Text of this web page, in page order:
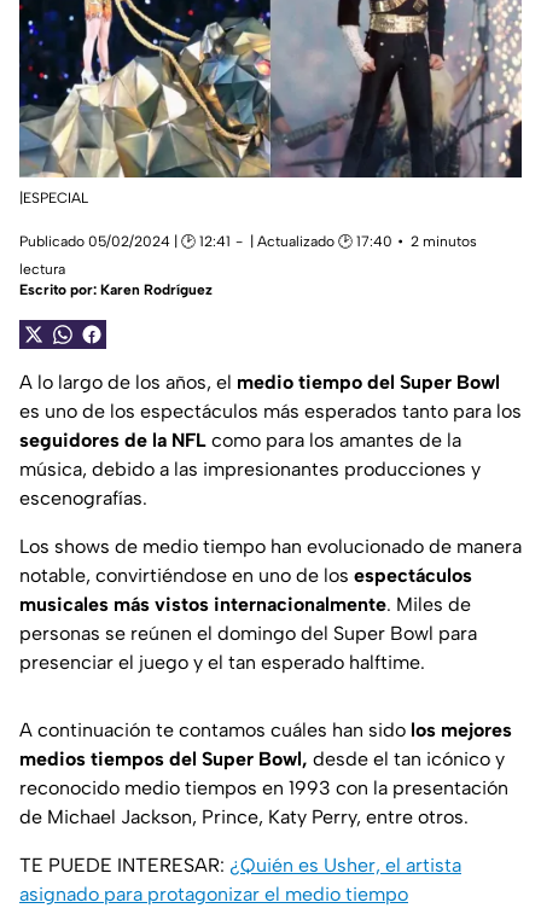
|ESPECIAL
Publicado 05/02/2024 | 🕑 12:41 | Actualizado 🕑 17:40
2 minutos
lectura
Escrito por: Karen Rodríguez
A lo largo de los años, el medio tiempo del Super Bowl
es uno de los espectáculos más esperados tanto para los
seguidores de la NFL como para los amantes de la
música, debido a las impresionantes producciones y
escenografías.
Los shows de medio tiempo han evolucionado de manera
notable, convirtiéndose en uno de los espectáculos
musicales más vistos internacionalmente. Miles de
personas se reúnen el domingo del Super Bowl para
presenciar el juego y el tan esperado halftime.
A continuación te contamos cuáles han sido los mejores
medios tiempos del Super Bowl, desde el tan icónico y
reconocido medio tiempos en 1993 con la presentación
de Michael Jackson, Prince, Katy Perry, entre otros.
TE PUEDE INTERESAR: ¿Quién es Usher, el artista
asignado para protagonizar el medio tiempo